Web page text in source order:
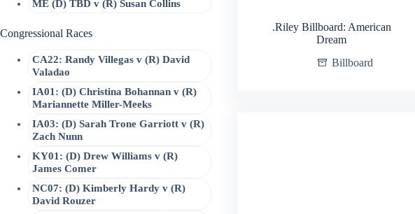
.Riley Billboard: American
Dream
Billboard
ME (D) TBD v (R) Susan Collins
Congressional Races
CA22: Randy Villegas v (R) David
Valadao
IA01: (D) Christina Bohannan v (R)
Mariannette Miller-Meeks
IA03: (D) Sarah Trone Garriott v (R)
Zach Nunn
KY01: (D) Drew Williams v (R)
James Comer
NC07: (D) Kimberly Hardy v (R)
David Rouzer